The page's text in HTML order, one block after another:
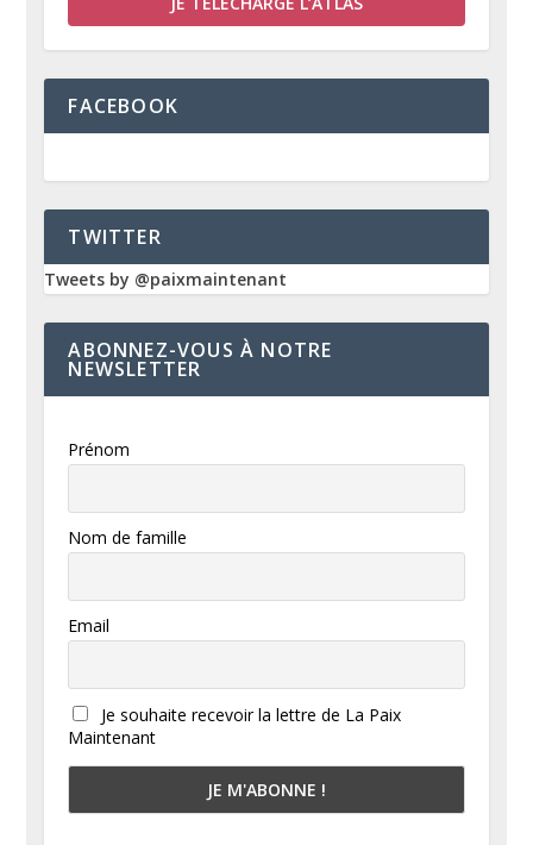
FACEBOOK
TWITTER
Tweets by @paixmaintenant
ABONNEZ-VOUS À NOTRE
NEWSLETTER
Prénom
Nom de famille
Email
Je souhaite recevoir la lettre de La Paix
Maintenant